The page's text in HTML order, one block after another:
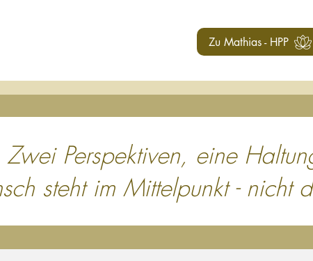
Zu Mathias - HPP
Zwei Perspektiven, eine
steht im Mittelpunkt - nicht